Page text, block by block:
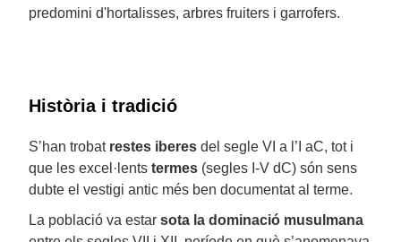
predomini d'hortalisses, arbres fruiters i garrofers.
Història i tradició
S’han trobat restes iberes del segle VI a l’I aC, tot i
que les excel·lents termes (segles I-V dC) són sens
dubte el vestigi antic més ben documentat al terme.
La població va estar sota la dominació musulmana